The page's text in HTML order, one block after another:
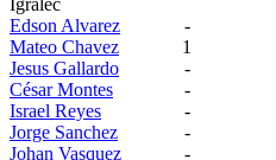
Igralec
Edson Alvarez
-
Mateo Chavez
1
Jesus Gallardo
-
César Montes
-
Israel Reyes
-
Jorge Sanchez
-
Johan Vasquez
-